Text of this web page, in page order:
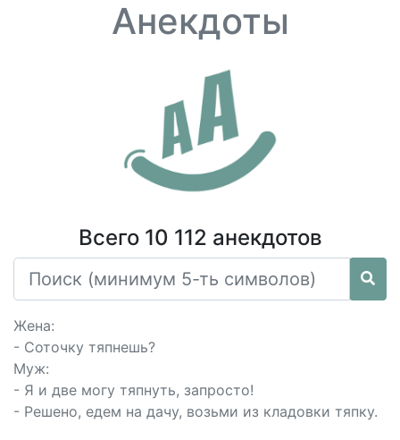
Анекдоты
Всего 10 112 анекдотов
Жена:
- Соточку тяпнешь?
Муж:
- Я и две могу тяпнуть, запросто!
- Решено, едем на дачу, возьми из кладовки тяпку.